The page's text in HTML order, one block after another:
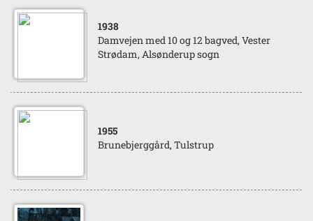
1938
Damvejen med 10 og 12 bagved, Vester
Strødam, Alsønderup sogn
1955
Brunebjerggård, Tulstrup